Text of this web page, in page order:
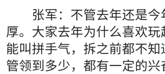
张军：不管去年还是
厚。大家去年为什么喜欢
能叫拼手气，拆之前都不
管领到多少，都有一定的